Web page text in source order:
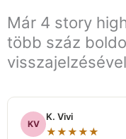
Már 4 story
több száz
KV
K. Vivi
★★★★★